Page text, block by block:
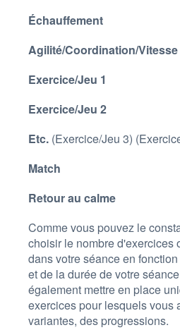
Échauffement
Agilité/Coordination/Vitesse
Exercice/Jeu 1
Exercice/Jeu 2
Etc. (Exercice/Jeu 3)
Match
Retour au calme
Comme vous pouvez le
choisir le nombre d'exercices
dans votre séance en
et de la durée de votre
également mettre en place
exercices pour lesquels vous
variantes, des progressions.